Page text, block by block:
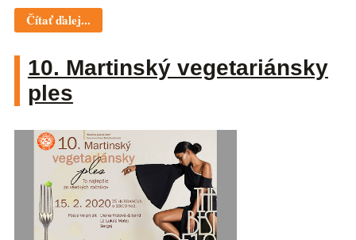
Čítať ďalej...
10. Martinský vegetariánsky
ples